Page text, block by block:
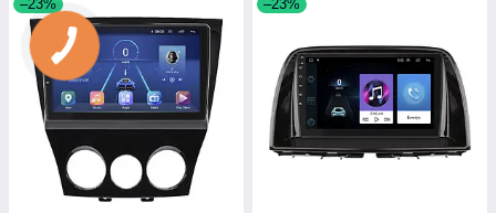
–23% –23%